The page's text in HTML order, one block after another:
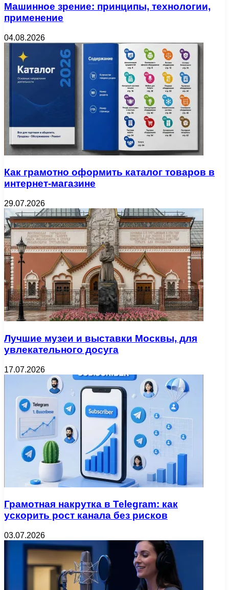
Машинное зрение: принципы, технологии,
применение
04.08.2026
Как грамотно оформить каталог товаров в
интернет-магазине
29.07.2026
Лучшие музеи и выставки Москвы, для
увлекательного досуга
17.07.2026
Грамотная накрутка в Telegram: как
ускорить рост канала без рисков
03.07.2026